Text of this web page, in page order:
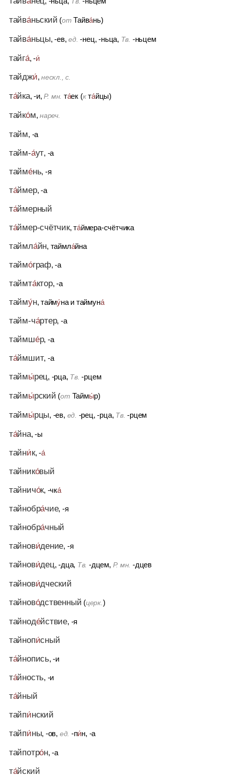
тайва́ньский (от Тайва́нь)
тайва́ньцы, -ев,ед. -нец, -ньца, Тв. -ньцем
тайга́, -и́
тайджи́,нескл., с.
та́йка, -и,Р. мн. та́ек (кта́йцы)
тайко́м,нареч.
тайм, -а
тайм-а́ут, -а
тайме́нь, -я
та́ймер, -а
та́ймерный
та́ймер-счётчик, та́ймера-счётчика
таймла́йн, таймла́йна
таймо́граф, -а
таймта́ктор, -а
тайму́н, тайму́на и таймуна́
тайм-ча́ртер, -а
таймше́р, -а
та́ймшит, -а
таймы́рец, -рца, Тв. -рцем
таймы́рский (от Таймы́р)
таймы́рцы, -ев, ед. -рец, -рца, Тв. -рцем
та́йна, -ы
тайни́к, -а́
тайнико́вый
тайничо́к, -чка́
тайнобра́чие, -я
тайнобра́чный
тайнови́дение, -я
тайнови́дец, -дца, Тв. -дцем, Р. мн. -дцев
тайнови́дческий
тайново́дственный (церк. )
тайноде́йствие, -я
тайнопи́сный
та́йнопись, -и
та́йность, -и
та́йный
тайпи́нский
тайпи́ны, -ов, ед. -пи́н, -а
тайпотро́н, -а
та́йский